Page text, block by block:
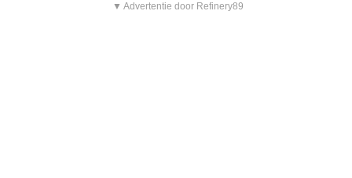
▼ Advertentie door Refinery89